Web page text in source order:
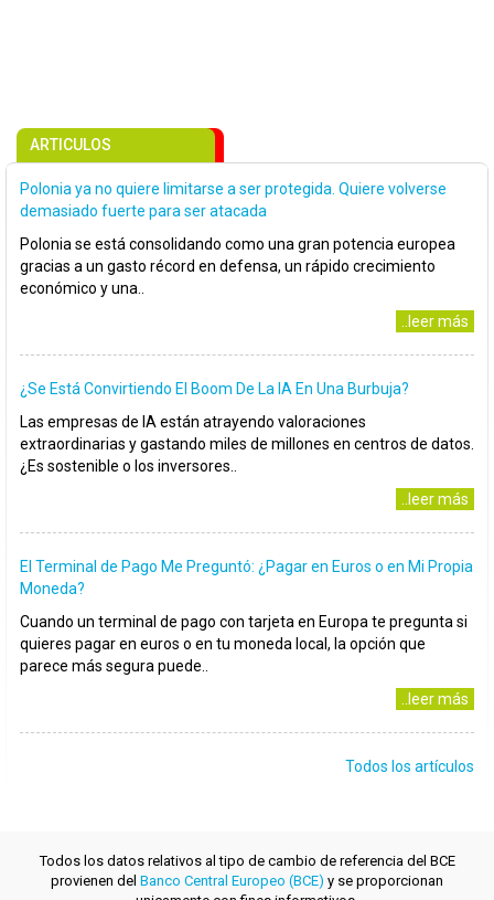
ARTICULOS
Polonia ya no quiere limitarse a ser protegida. Quiere volverse
demasiado fuerte para ser atacada
Polonia se está consolidando como una gran potencia europea
gracias a un gasto récord en defensa, un rápido crecimiento
económico y una..
..leer más
¿Se Está Convirtiendo El Boom De La IA En Una Burbuja?
Las empresas de IA están atrayendo valoraciones
extraordinarias y gastando miles de millones en centros de datos.
¿Es sostenible o los inversores..
..leer más
El Terminal de Pago Me Preguntó: ¿Pagar en Euros o en Mi Propia
Moneda?
Cuando un terminal de pago con tarjeta en Europa te pregunta si
quieres pagar en euros o en tu moneda local, la opción que
parece más segura puede..
..leer más
Todos los artículos
Todos los datos relativos al tipo de cambio de referencia del BCE
provienen del Banco Central Europeo (BCE) y se proporcionan